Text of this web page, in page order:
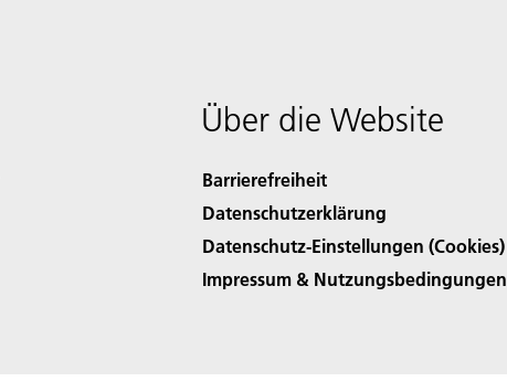
Über die Website
Barrierefreiheit
Datenschutzerklärung
Datenschutz-Einstellungen (Cookies)
Impressum & Nutzungsbedingungen